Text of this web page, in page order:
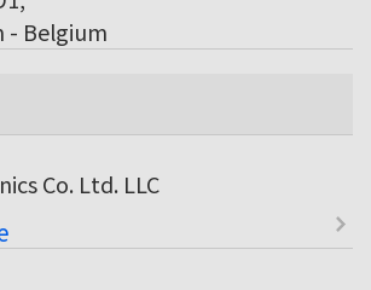
- Belgium
Co. Ltd. LLC